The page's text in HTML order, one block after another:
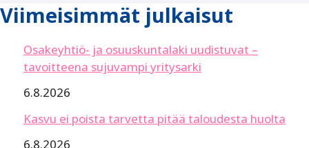
Viimeisimmät julkaisut
Osakeyhtiö- ja osuuskuntalaki uudistuvat –
tavoitteena sujuvampi yritysarki
6.8.2026
Kasvu ei poista tarvetta pitää taloudesta huolta
6.8.2026